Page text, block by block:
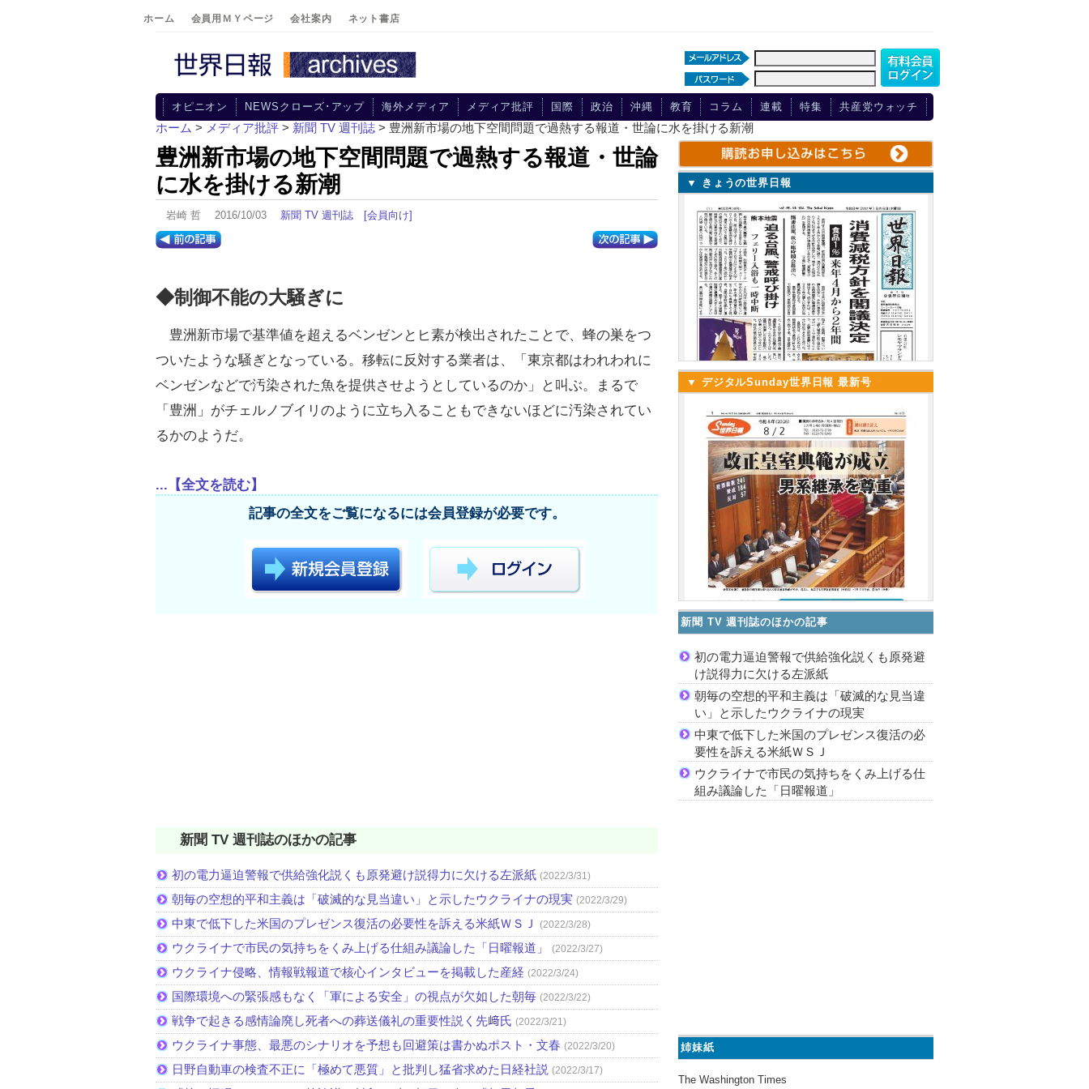
ホーム 会員用ＭＹページ 会社案内 ネット書店
オピニオン NEWSクローズ･アップ 海外メディア メディア批評 国際 政治 沖縄 教育 コラム 連載 特集 共産党ウォッチ
ホーム > メディア批評 > 新聞 TV 週刊誌 > 豊洲新市場の地下空間問題で過熱する報道・世論に水を掛ける新潮
豊洲新市場の地下空間問題で過熱する報道・世論
に水を掛ける新潮
岩崎 哲 2016/10/03 新聞 TV 週刊誌 [会員向け]
◆制御不能の大騒ぎに
豊洲新市場で基準値を超えるベンゼンとヒ素が検出されたことで、蜂の巣をつ
ついたような騒ぎとなっている。移転に反対する業者は、「東京都はわれわれに
ベンゼンなどで汚染された魚を提供させようとしているのか」と叫ぶ。まるで
「豊洲」がチェルノブイリのように立ち入ることもできないほどに汚染されてい
るかのようだ。
...【全文を読む】
記事の全文をご覧になるには会員登録が必要です。
新聞 TV 週刊誌のほかの記事
初の電力逼迫警報で供給強化説くも原発避け説得力に欠ける左派紙 (2022/3/31)
朝毎の空想的平和主義は「破滅的な見当違い」と示したウクライナの現実 (2022/3/29)
中東で低下した米国のプレゼンス復活の必要性を訴える米紙ＷＳＪ (2022/3/28)
ウクライナで市民の気持ちをくみ上げる仕組み議論した「日曜報道」 (2022/3/27)
ウクライナ侵略、情報戦報道で核心インタビューを掲載した産経 (2022/3/24)
国際環境への緊張感もなく「軍による安全」の視点が欠如した朝毎 (2022/3/22)
戦争で起きる感情論廃し死者への葬送儀礼の重要性説く先﨑氏 (2022/3/21)
ウクライナ事態、最悪のシナリオを予想も回避策は書かぬポスト・文春 (2022/3/20)
日野自動車の検査不正に「極めて悪質」と批判し猛省求めた日経社説 (2022/3/17)
▼ きょうの世界日報
▼ デジタルSunday世界日報 最新号
新聞 TV 週刊誌のほかの記事
初の電力逼迫警報で供給強化説くも原発避
け説得力に欠ける左派紙
朝毎の空想的平和主義は「破滅的な見当違
い」と示したウクライナの現実
中東で低下した米国のプレゼンス復活の必
要性を訴える米紙ＷＳＪ
ウクライナで市民の気持ちをくみ上げる仕
組み議論した「日曜報道」
姉妹紙
The Washington Times